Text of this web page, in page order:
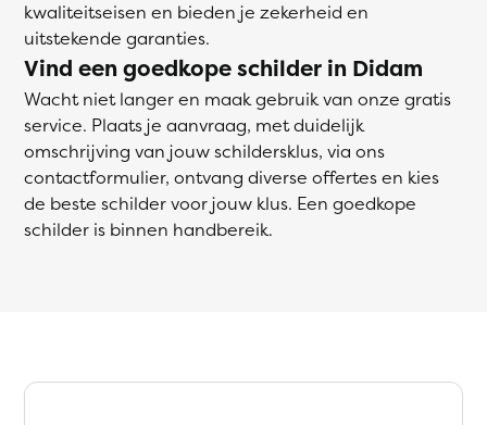
kwaliteitseisen en bieden je zekerheid en
uitstekende garanties.
Vind een goedkope schilder in Didam
Wacht niet langer en maak gebruik van onze gratis
service. Plaats je aanvraag, met duidelijk
omschrijving van jouw schildersklus, via ons
contactformulier, ontvang diverse offertes en kies
de beste schilder voor jouw klus. Een goedkope
schilder is binnen handbereik.